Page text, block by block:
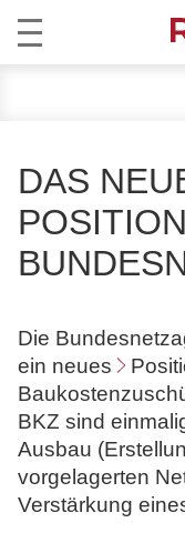
s
n
ä
t
e
u
d
EN
DAS
Die
ein neues
BKZ sind
Ausbau
vorgelagerten
Verstärkung